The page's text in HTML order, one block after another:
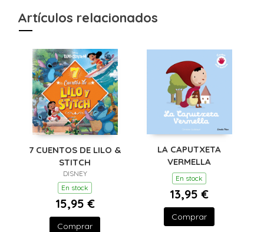
Artículos relacionados
7 CUENTOS DE LILO &
STITCH
DISNEY
En stock
15,95 €
Comprar
LA CAPUTXETA
VERMELLA
En stock
13,95 €
Comprar